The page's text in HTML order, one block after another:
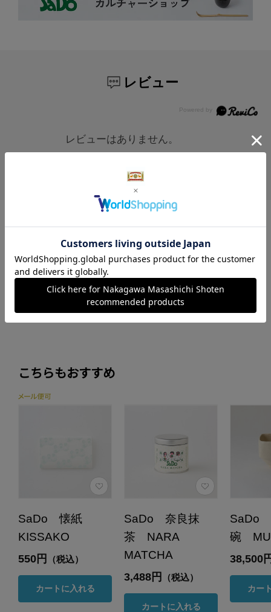
レビュー
レビューはありません。
限らせていただいております。
購入履歴はこちら
※会員ログインが必要です。
こちらもおすすめ
SaDo 懐紙
KISSAKO
550円 （税込）
カートに入れる
SaDo 奈良抹
茶 NARA
MATCHA
3,488円 （税込）
カートに入れる
SaDo
碗
38,500
カー